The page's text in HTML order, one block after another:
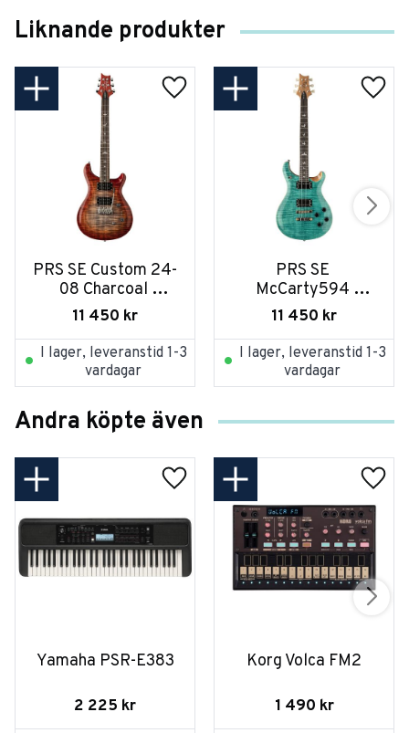
Liknande produkter
PRS SE Custom 24-
08 Charcoal
Cherryburst
11 450 kr
I lager, leveranstid 1-3
vardagar
PRS SE
McCarty594
Turquoise
11 450 kr
I lager, leveranstid 1-3
vardagar
Andra köpte även
Yamaha PSR-E383
2 225 kr
Korg Volca FM2
1 490 kr